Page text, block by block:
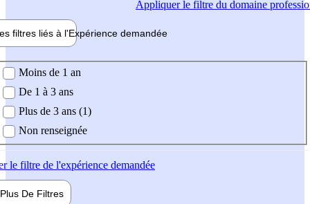
Appliquerle filtre du domaine
filtres liés à l'Expérience demandée
demandée
Moins de 1 an
De 1 à 3 ans
Plus de 3 ans (1)
Non renseignée
le filtre de l'expérience demandée
Plus De Filtres